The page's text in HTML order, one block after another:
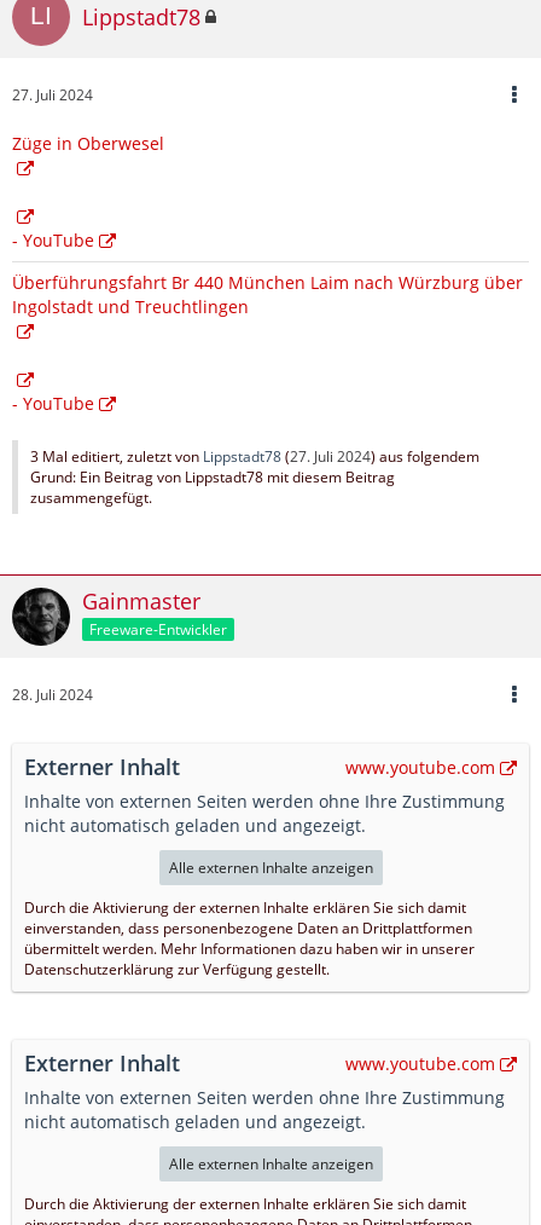
Lippstadt78
27. Juli 2024
Züge in Oberwesel
- YouTube
Überführungsfahrt Br 440 München Laim nach Würzburg über
Ingolstadt und Treuchtlingen
- YouTube
3 Mal editiert, zuletzt von Lippstadt78(27. Juli 2024) aus folgendem
Grund: Ein Beitrag von Lippstadt78 mit diesem Beitrag
zusammengefügt.
Gainmaster
Freeware-Entwickler
28. Juli 2024
Externer Inhalt
www.youtube.com
Inhalte von externen Seiten werden ohne Ihre Zustimmung
nicht automatisch geladen und angezeigt.
Alle externen Inhalte anzeigen
Durch die Aktivierung der externen Inhalte erklären Sie sich damit
einverstanden, dass personenbezogene Daten an Drittplattformen
übermittelt werden. Mehr Informationen dazu haben wir in unserer
Datenschutzerklärung zur Verfügung gestellt.
Externer Inhalt
www.youtube.com
Inhalte von externen Seiten werden ohne Ihre Zustimmung
nicht automatisch geladen und angezeigt.
Alle externen Inhalte anzeigen
Durch die Aktivierung der externen Inhalte erklären Sie sich damit